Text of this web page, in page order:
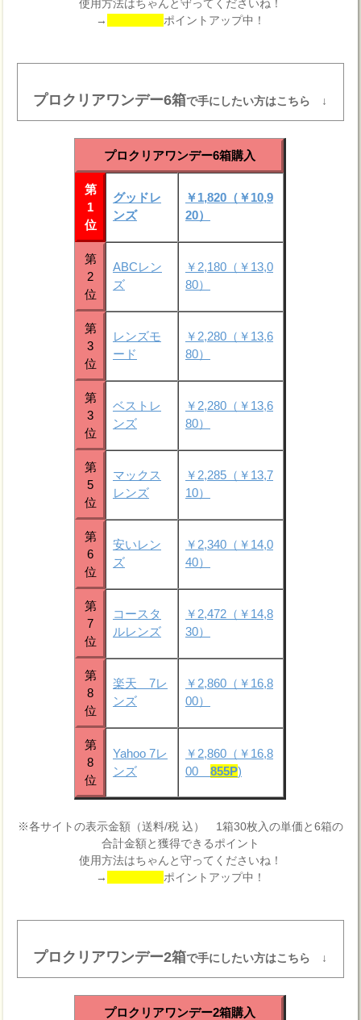
使用方法はちゃんと守ってくださいね！
→
ポイントアップ中！
プロクリアワンデー6箱で手にしたい方はこちら ↓
プロクリアワンデー6箱購入
第
1
位
グッドレ
ンズ
￥1,820（￥10,9
20）
第
2
位
ABCレン
ズ
￥2,180（￥13,0
80）
第
3
位
レンズモ
ード
￥2,280（￥13,6
80）
第
3
位
ベストレ
ンズ
￥2,280（￥13,6
80）
第
5
位
マックス
レンズ
￥2,285（￥13,7
10）
第
6
位
安いレン
ズ
￥2,340（￥14,0
40）
第
7
位
コースタ
ルレンズ
￥2,472（￥14,8
30）
第
8
位
楽天 7レ
ンズ
￥2,860（￥16,8
00）
第
8
位
Yahoo 7レ
ンズ
￥2,860（￥16,8
00 855P)
※各サイトの表示金額（送料/税 込） 1箱30枚入の単価と6箱の
合計金額と獲得できるポイント
使用方法はちゃんと守ってくださいね！
→
ポイントアップ中！
プロクリアワンデー2箱で手にしたい方はこちら ↓
プロクリアワンデー2箱購入